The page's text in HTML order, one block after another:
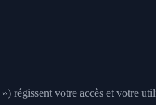
régissent votre accès et votre